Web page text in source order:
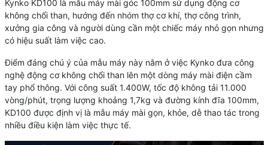
Kynko KD100 là mẫu máy mài góc 100mm sử dụng động cơ
không chổi than, hướng đến nhóm thợ cơ khí, thợ công trình,
xưởng gia công và người dùng cần một chiếc máy nhỏ gọn nhưng
có hiệu suất làm việc cao.
Điểm đáng chú ý của mẫu máy này nằm ở việc Kynko đưa công
nghệ động cơ không chổi than lên một dòng máy mài điện cầm
tay phổ thông. Với công suất 1.400W, tốc độ không tải 11.000
vòng/phút, trọng lượng khoảng 1,7kg và đường kính đĩa 100mm,
KD100 được định vị là mẫu máy mài gọn, khỏe, dễ thao tác trong
nhiều điều kiện làm việc thực tế.